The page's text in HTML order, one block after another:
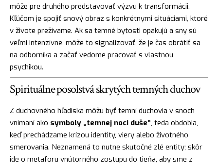
môže pre druhého predstavovať výzvu k transformácii.
Kľúčom je spojiť snový obraz s konkrétnymi situáciami, ktoré
v živote prežívame. Ak sa temné bytosti opakujú a sny sú
veľmi intenzívne, môže to signalizovať, že je čas obrátiť sa
na odborníka a začať vedome pracovať s vlastnou
psychikou.
Spirituálne posolstvá skrytých temných duchov
Z duchovného hľadiska môžu byť temní duchovia v snoch
vnímaní ako symboly „temnej noci duše“, teda obdobia,
keď prechádzame krízou identity, viery alebo životného
smerovania. Neznamená to nutne skutočné zlé entity; skôr
ide o metaforu vnútorného zostupu do tieňa, aby sme z